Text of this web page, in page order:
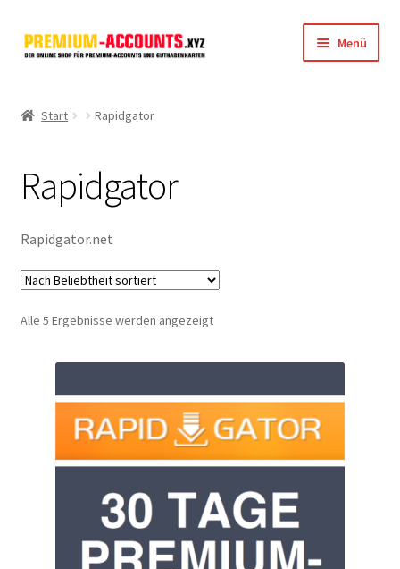
Zur
Navigation
Zum
Inhalt
Menü
FileJoker
Depositfiles
TakeFile
FileFox.cc
Filesmonster
HotLink
Start Rapidgator
Rapidgator
Rapidgator.net
Alle 5 Ergebnisse werden angezeigtNach
sortiert